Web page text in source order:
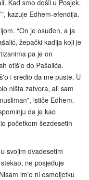
Kad smo došli u Posjek,
kazuje Edhem-efendija.
“On je osuđen, a ja
žepački kadija koji je
pa je on
otiš'o do Pašalića.
i sredio da me puste. U
ništa zatvora, ali sam
ističe Edhem.
da je kao
početkom šezdesetih
svojim dvadesetim
ne posjeduje
im'o ni osmoljetku